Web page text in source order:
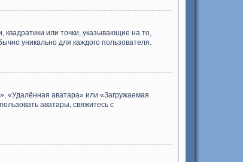
квадратики или точки, указывающие на то,
уникально для каждого пользователя.
«Удалённая аватара» или «Загружаемая
аватары, свяжитесь с